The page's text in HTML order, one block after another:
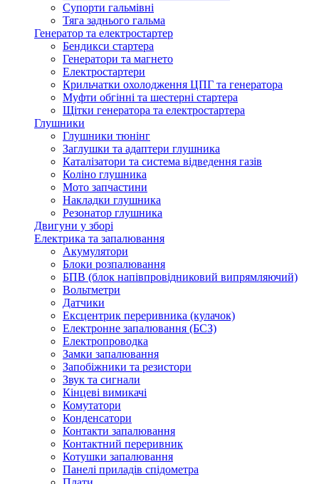
Супорти гальмівні
Тяга заднього гальма
Генератор та електростартер
Бендикси стартера
Генератори та магнето
Електростартери
Крильчатки охолодження ЦПГ та генератора
Муфти обгінні та шестерні стартера
Щітки генератора та електростартера
Глушники
Глушники тюнінг
Заглушки та адаптери глушника
Каталізатори та система відведення газів
Коліно глушника
Мото запчастини
Накладки глушника
Резонатор глушника
Двигуни у зборі
Електрика та запалювання
Акумулятори
Блоки розпалювання
БПВ (блок напівпровідниковий випрямляючий)
Вольтметри
Датчики
Ексцентрик переривника (кулачок)
Електронне запалювання (БСЗ)
Електропроводка
Замки запалювання
Запобіжники та резистори
Звук та сигнали
Кінцеві вимикачі
Комутатори
Конденсатори
Контакти запалювання
Контактний переривник
Котушки запалювання
Панелі приладів спідометра